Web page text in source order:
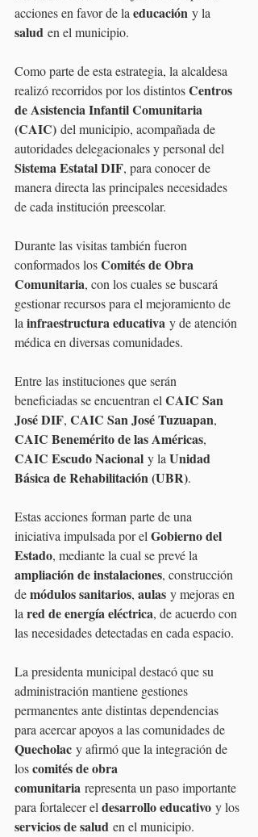
acciones en favor de la educación y la
salud en el municipio.
Como parte de esta estrategia, la alcaldesa
realizó recorridos por los distintos Centros
de Asistencia Infantil Comunitaria
(CAIC) del municipio, acompañada de
autoridades delegacionales y personal del
Sistema Estatal DIF, para conocer de
manera directa las principales necesidades
de cada institución preescolar.
Durante las visitas también fueron
conformados los Comités de Obra
Comunitaria, con los cuales se buscará
gestionar recursos para el mejoramiento de
la infraestructura educativa y de atención
médica en diversas comunidades.
Entre las instituciones que serán
beneficiadas se encuentran el CAIC San
José DIF, CAIC San José Tuzuapan,
CAIC Benemérito de las Américas,
CAIC Escudo Nacional y la Unidad
Básica de Rehabilitación (UBR).
Estas acciones forman parte de una
iniciativa impulsada por el Gobierno del
Estado, mediante la cual se prevé la
ampliación de instalaciones, construcción
de módulos sanitarios, aulas y mejoras en
la red de energía eléctrica, de acuerdo con
las necesidades detectadas en cada espacio.
La presidenta municipal destacó que su
administración mantiene gestiones
permanentes ante distintas dependencias
para acercar apoyos a las comunidades de
Quecholac y afirmó que la integración de
los comités de obra
comunitaria representa un paso importante
para fortalecer el desarrollo educativo y los
servicios de salud en el municipio.